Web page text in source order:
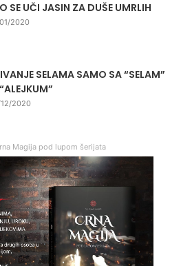
SE UČI JASIN ZA DUŠE UMRLIH
2020
SELAMA SAMO SA “SELAM”
2020
Magija pod lupom šerijata